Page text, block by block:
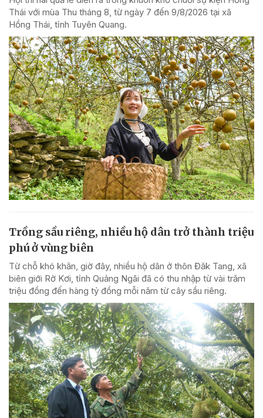
Thái với mùa Thu tháng 8, từ ngày 7 đến 9/8/2026 tại xã
Hồng Thái, tỉnh Tuyên Quang.
Trồng sầu riêng, nhiều hộ dân trở thành triệu
phú ở vùng biên
Từ chỗ khó khăn, giờ đây, nhiều hộ dân ở thôn Đăk Tang, xã
biên giới Rờ Kơi, tỉnh Quảng Ngãi đã có thu nhập từ vài trăm
triệu đồng đến hàng tỷ đồng mỗi năm từ cây sầu riêng.